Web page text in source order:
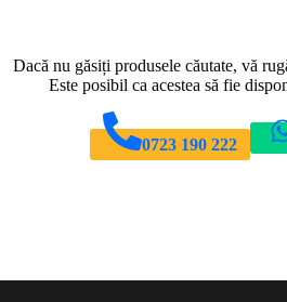
Dacă nu găsiți produsele căutate, vă
Este posibil ca acestea să fie
0723 190 222